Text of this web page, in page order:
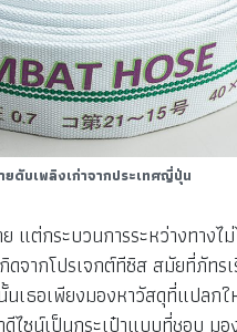
ยดับเพลิงเก่าจากประเทศญี่ปุ่น
แต่กระบวนการระหว่างทางไ
ดจากโปรเจกต์ทีซิส สมัยที่ภัทร
นเธอเพียงมองหาวัสดุที่แปลก
ไซน์เป็นกระเป๋าแบบที่ชอบ มอ